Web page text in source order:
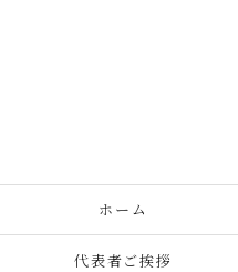
ホーム
代表者ご挨拶